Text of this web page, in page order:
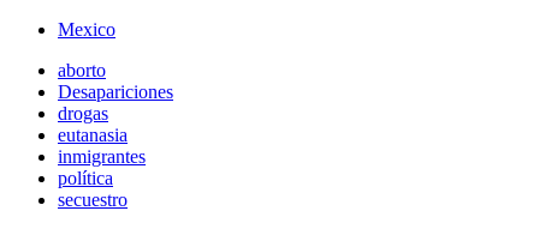
Mexico
aborto
Desapariciones
drogas
eutanasia
inmigrantes
política
secuestro